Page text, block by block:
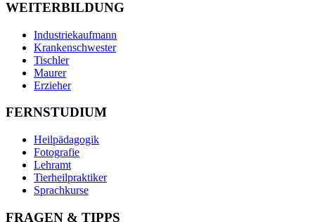
WEITERBILDUNG
Industriekaufmann
Krankenschwester
Tischler
Maurer
Erzieher
FERNSTUDIUM
Heilpädagogik
Fotografie
Lehramt
Tierheilpraktiker
Sprachkurse
FRAGEN & TIPPS